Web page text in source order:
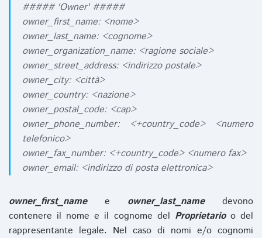
##### 'Owner' #####
owner_first_name: <nome>
owner_last_name: <cognome>
owner_organization_name: <ragione sociale>
owner_street_address: <indirizzo postale>
owner_city: <città>
owner_country: <nazione>
owner_postal_code: <cap>
owner_phone_number: <+country_code> <numero
telefonico>
owner_fax_number: <+country_code> <numero fax>
owner_email: <indirizzo di posta elettronica>
owner_first_namee owner_last_namedevono
contenere il nome e il cognome del Proprietarioo del
rappresentante legale. Nel caso di nomi e/o cognomi